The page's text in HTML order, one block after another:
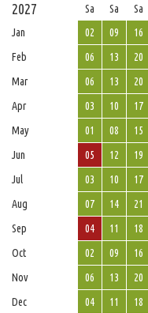
2027 Sa Sa Sa
Jan
02 09 16
Feb
06 13 20
Mar
06 13 20
Apr
03 10 17
May
01 08 15
Jun
05 12 19
Jul
03 10 17
Aug
07 14 21
Sep
04 11 18
Oct
02 09 16
Nov
06 13 20
Dec
04 11 18